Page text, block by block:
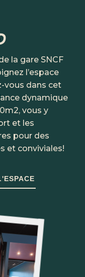
la gare SNCF
l’espace
vous dans cet
dynamique
vous y
et les
pour des
et conviviales!